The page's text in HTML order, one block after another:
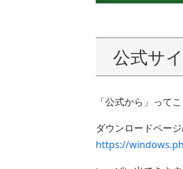
公式サ
「公式から」って
ダウンロードペー
https://